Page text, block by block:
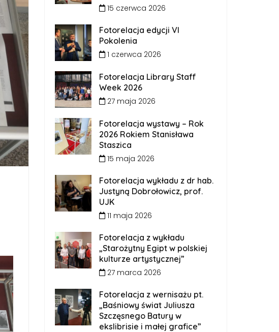
15 czerwca 2026
Fotorelacja edycji VI
Pokolenia
1 czerwca 2026
Fotorelacja Library Staff
Week 2026
27 maja 2026
Fotorelacja wystawy – Rok
2026 Rokiem Stanisława
Staszica
15 maja 2026
Fotorelacja wykładu z dr hab.
Justyną Dobrołowicz, prof.
UJK
11 maja 2026
Fotorelacja z wykładu
„Starożytny Egipt w polskiej
kulturze artystycznej”
27 marca 2026
Fotorelacja z wernisażu pt.
„Baśniowy świat Juliusza
Szczęsnego Batury w
ekslibrisie i małej grafice”